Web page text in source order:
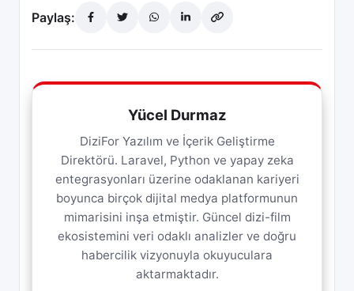
Paylaş:
Yücel Durmaz
DiziFor Yazılım ve İçerik Geliştirme
Direktörü. Laravel, Python ve yapay zeka
entegrasyonları üzerine odaklanan kariyeri
boyunca birçok dijital medya platformunun
mimarisini inşa etmiştir. Güncel dizi-film
ekosistemini veri odaklı analizler ve doğru
habercilik vizyonuyla okuyuculara
aktarmaktadır.